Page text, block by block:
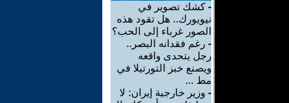
-كشك تصوير في
نيويورك.. هل تقود هذه
الصور غرباء إلى الحب؟
- رغم فقدانه البصر..
رجل يتحدى واقعه
ويصنع خبز التورتيلا في
مط ...
- وزير خارجية إيران: لا